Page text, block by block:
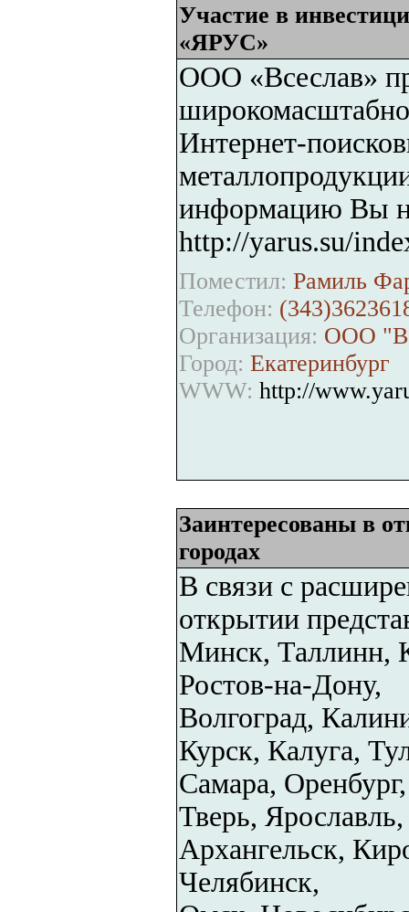
Участие в
«ЯРУС»
ООО «Всеслав»
Интернет-
информацию Вы
http://yarus.su/
Поместил: Рамиль
Телефон:
Организация: ООО
Город: Екатеринбург
WWW: http://
Заинтересованы в
городах
В связи с
открытии
Минск, Таллинн,
Ростов-на-Дону,
Волгоград,
Курск, Калуга,
Самара,
Тверь,
Архангельск,
Челябинск,